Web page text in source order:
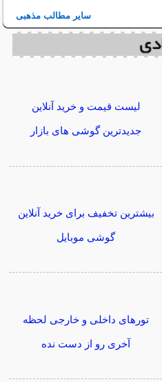
سایر مطالب مذهبی
لیست قیمت و خرید آنلاین
جدیدترین گوشی های بازار
بیشترین تخفیف برای خرید آنلاین
گوشی موبایل
تورهای داخلی و خارجی لحظه
آخری رو از دست نده